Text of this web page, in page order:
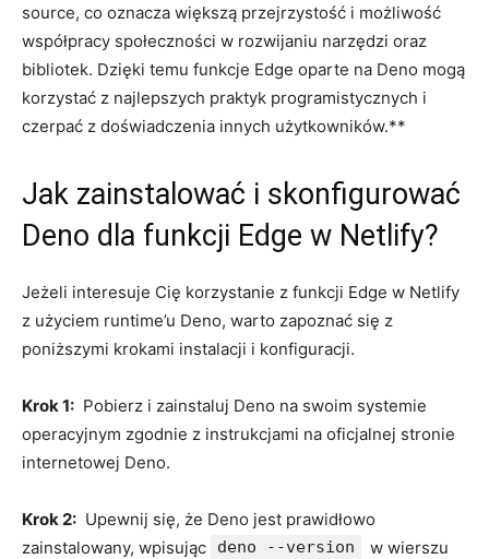
source, co oznacza‌ większą​ przejrzystość i możliwość⁣
współpracy społeczności‍ w ⁣rozwijaniu narzędzi ‌oraz
bibliotek. Dzięki temu funkcje ‌Edge oparte ‍na ⁤Deno mogą‌
korzystać z‌ najlepszych praktyk programistycznych i
czerpać ⁣z doświadczenia innych ​użytkowników.**
Jak zainstalować i skonfigurować⁣
Deno ‍dla funkcji Edge w Netlify?
Jeżeli interesuje Cię korzystanie z​ funkcji Edge w⁢ Netlify
z ⁣użyciem runtime’u Deno, ‌warto zapoznać się​ z
poniższymi krokami instalacji i konfiguracji.
Krok 1: ⁤ Pobierz i zainstaluj ​Deno‍ na swoim systemie
operacyjnym zgodnie ⁣z instrukcjami na oficjalnej ‌stronie
internetowej‍ Deno.
Krok ⁢2: ‍ Upewnij się, że Deno jest ‌prawidłowo
zainstalowany,​ wpisując
deno --version
‌ w wierszu